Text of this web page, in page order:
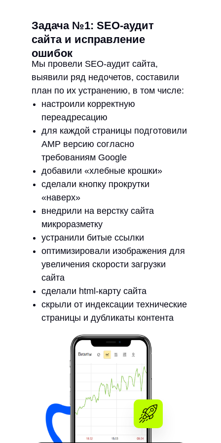
Задача №1: SEO-аудит
сайта и исправление
ошибок
Мы провели SEO-аудит сайта,
выявили ряд недочетов, составили
план по их устранению, в том числе:
настроили корректную
переадресацию
для каждой страницы подготовили
AMP версию согласно
требованиям Google
добавили «хлебные крошки»
сделали кнопку прокрутки
«наверх»
внедрили на верстку сайта
микроразметку
устранили битые ссылки
оптимизировали изображения для
увеличения скорости загрузки
сайта
сделали html-карту сайта
скрыли от индексации технические
страницы и дубликаты контента